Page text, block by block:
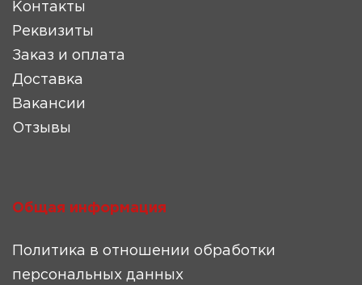
Контакты
Реквизиты
Заказ и оплата
Доставка
Вакансии
Отзывы
Общая информация
Политика в отношении обработки
персональных данных